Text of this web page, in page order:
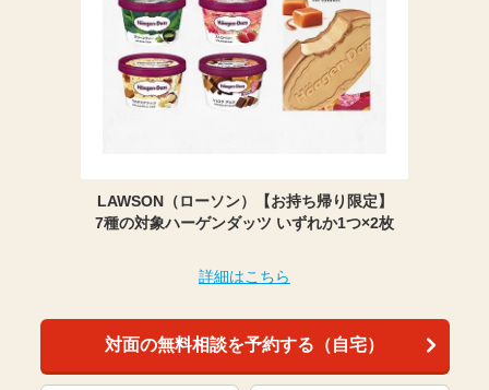
LAWSON（ローソン）【お持ち帰り限定】
7種の対象ハーゲンダッツ いずれか1つ×2枚
詳細はこちら
対面の無料相談を予約する（自宅）